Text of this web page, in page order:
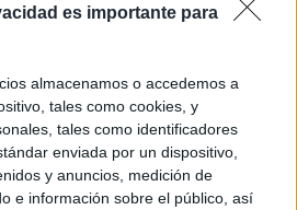
es importante para
almacenamos o accedemos a
tales como cookies, y
tales como identificadores
enviada por un dispositivo,
y anuncios, medición de
e información sobre el público, así